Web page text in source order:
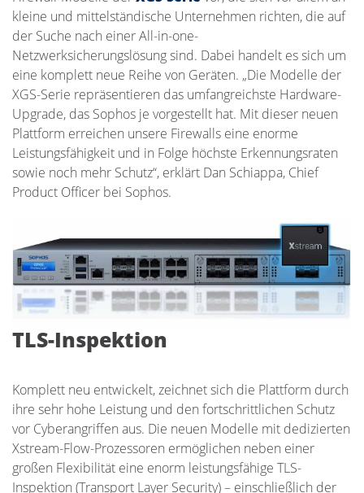
kleine und mittelständische Unternehmen richten, die auf
der Suche nach einer All-in-one-
Netzwerksicherungslösung sind. Dabei handelt es sich um
eine komplett neue Reihe von Geräten. „Die Modelle der
XGS-Serie repräsentieren das umfangreichste Hardware-
Upgrade, das Sophos je vorgestellt hat. Mit dieser neuen
Plattform erreichen unsere Firewalls eine enorme
Leistungsfähigkeit und in Folge höchste Erkennungsraten
sowie noch mehr Schutz“, erklärt Dan Schiappa, Chief
Product Officer bei Sophos.
TLS-Inspektion
Komplett neu entwickelt, zeichnet sich die Plattform durch
ihre sehr hohe Leistung und den fortschrittlichen Schutz
vor Cyberangriffen aus. Die neuen Modelle mit dedizierten
Xstream-Flow-Prozessoren ermöglichen neben einer
großen Flexibilität eine enorm leistungsfähige TLS-
Inspektion (Transport Layer Security) – einschließlich der